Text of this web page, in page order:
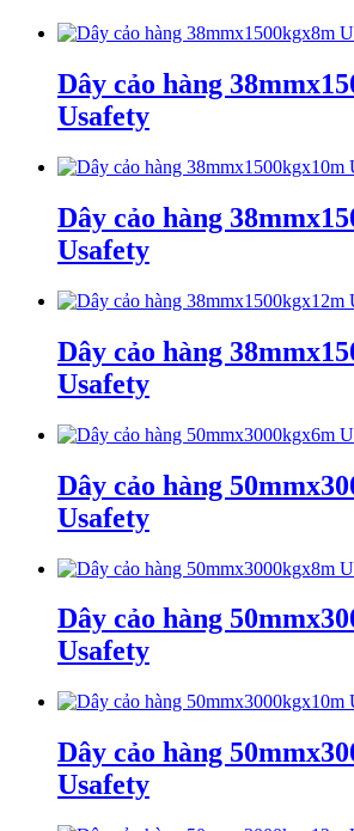
Dây cảo hàng
Usafety
Dây cảo hàng
Usafety
Dây cảo hàng
Usafety
Dây cảo hàng
Usafety
Dây cảo hàng
Usafety
Dây cảo hàng
Usafety